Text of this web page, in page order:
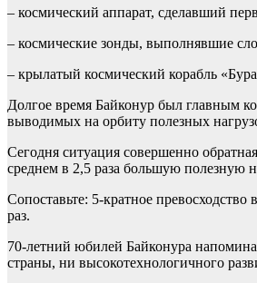
– космический аппарат, сделавший
– космические зонды, выполнявшие
– крылатый космический корабль
Долгое время Байконур был главным
выводимых на орбиту полезных
Сегодня ситуация совершенно
среднем в 2,5 раза большую полезную
Сопоставьте: 5-кратное
раз.
70-летний юбилей Байконура
страны, ни высокотехнологичного